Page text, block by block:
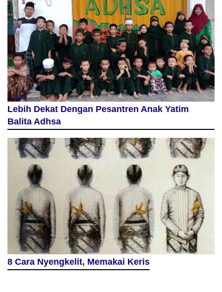
Lebih Dekat Dengan Pesantren Anak Yatim
Balita Adhsa
8 Cara Nyengkelit, Memakai Keris